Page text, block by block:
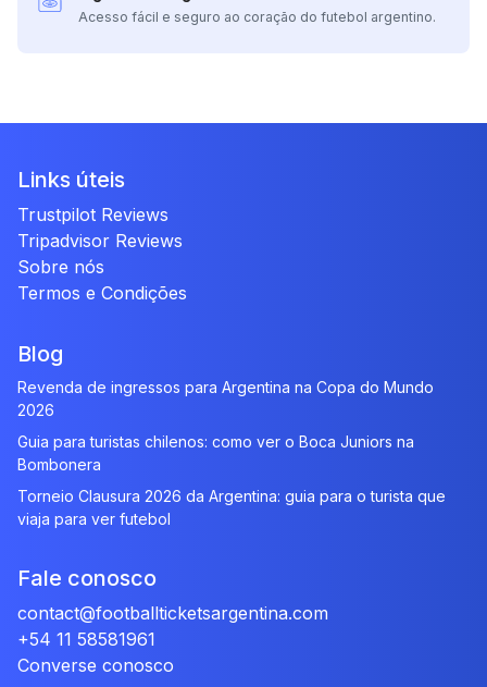
Acesso fácil e seguro ao coração do futebol argentino.
Links úteis
Trustpilot Reviews
Tripadvisor Reviews
Sobre nós
Termos e Condições
Blog
Revenda de ingressos para Argentina na Copa do Mundo
2026
Guia para turistas chilenos: como ver o Boca Juniors na
Bombonera
Torneio Clausura 2026 da Argentina: guia para o turista que
viaja para ver futebol
Fale conosco
contact@footballticketsargentina.com
+54 11 58581961
Converse conosco